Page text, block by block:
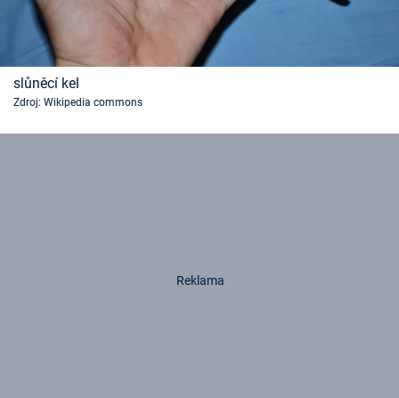
slůněcí kel
Zdroj: Wikipedia commons